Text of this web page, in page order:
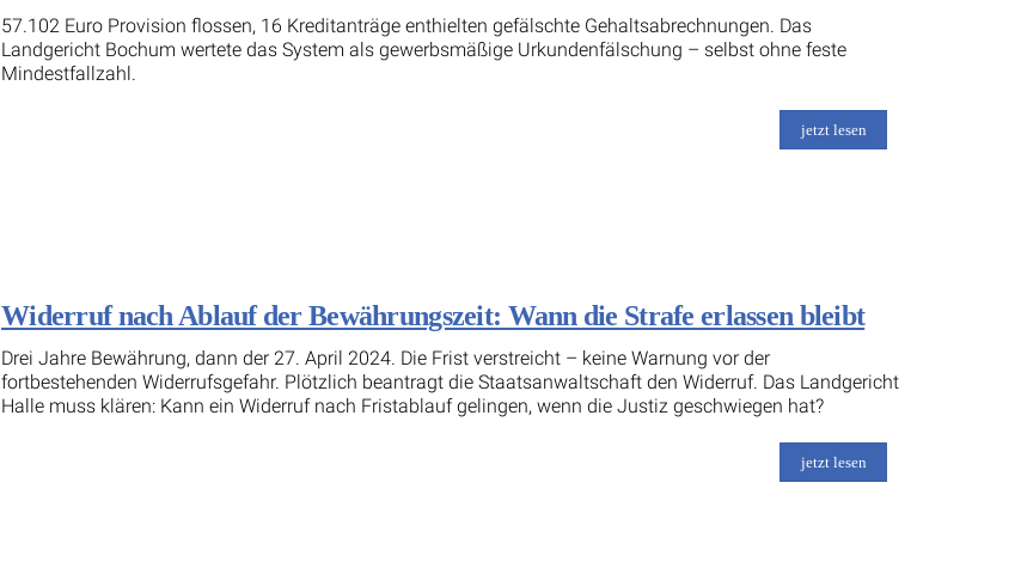
57.102 Euro Provision flossen, 16 Kreditanträge enthielten gefälschte Gehaltsabrechnungen. Das
Landgericht Bochum wertete das System als gewerbsmäßige Urkundenfälschung – selbst ohne feste
Mindestfallzahl.
jetzt lesen
Widerruf nach Ablauf der Bewährungszeit: Wann die Strafe erlassen bleibt
Drei Jahre Bewährung, dann der 27. April 2024. Die Frist verstreicht – keine Warnung vor der
fortbestehenden Widerrufsgefahr. Plötzlich beantragt die Staatsanwaltschaft den Widerruf. Das Landgericht
Halle muss klären: Kann ein Widerruf nach Fristablauf gelingen, wenn die Justiz geschwiegen hat?
jetzt lesen